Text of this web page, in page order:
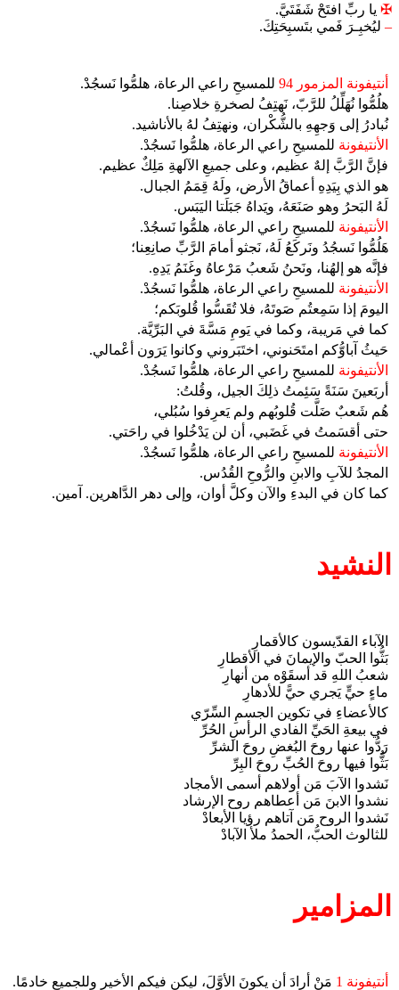
✠ يا ربِّ افتَحْ شَفَتَيَّ.
– ليُخبِـرَ فَمي بتَسبِحَتِكَ.
أنتيفونة المزمور 94
للمسيحِ راعي الرعاة، هلمُّوا نَسجُدْ.
هلُمُّوا نُهَلِّلُ للرَّبّ، نَهتِفُ لصخرةِ خلاصِنا.
نُبادرُ إلى وَجهِهِ بالشُّكْران، ونهتِفُ لهُ بالأناشيد.
الأنتيفونة للمسيحِ راعي الرعاة، هلمُّوا نَسجُدْ.
فإنَّ الرَّبَّ إلهٌ عظيم، وعلى جميعِ الآلهةِ مَلِكٌ عظيم.
هو الذي بِيَدِهِ أعماقُ الأرض، ولَهُ قِمَمُ الجبال.
لَهُ البَحرُ وهو صَنَعَهُ، ويَداهُ جَبَلَتا اليَبَس.
الأنتيفونة للمسيحِ راعي الرعاة، هلمُّوا نَسجُدْ.
هَلُمُّوا نَسجُدُ ونَركَعُ لَهُ، نَجثو أمامَ الرَّبِّ صانِعِنا؛
فإنَّه هو إلهُنا، ونَحنُ شَعبُ مَرْعاهُ وغَنَمُ يَدِهِ.
الأنتيفونة للمسيحِ راعي الرعاة، هلمُّوا نَسجُدْ.
اليومَ إذا سَمِعتُم صَوتَهُ، فلا تُقَسُّوا قُلوبَكم؛
كما في مَريبة، وكما في يَومِ مَسَّةَ في البَرِّيَّة.
حَيثُ آباوُّكم امتَحَنوني، اختَبَروني وكانوا يَرَون أعْمالي.
الأنتيفونة للمسيحِ راعي الرعاة، هلمُّوا نَسجُدْ.
أربَعينَ سَنَةً سَئِمتُ ذلِكَ الجيل، وقُلتُ:
هُم شَعبٌ ضَلَّت قُلوبُهم ولم يَعرِفوا سُبُلي،
حتى أقسَمتُ في غَضَبي، أن لن يَدْخُلوا في راحَتي.
الأنتيفونة للمسيحِ راعي الرعاة، هلمُّوا نَسجُدْ.
المجدُ للآبِ والابنِ والرُّوحِ القُدُس.
كما كان في البدءِ والآن وكلَّ أوان، وإلى دهر الدَّاهرين. آمين.
النشيد
الآباء القدّيسون كالأقمارِ
بَثُّوا الحبّ والإيمانَ في الأقطارِ
شعبُ اللهِ قد أسقَوْه من أنهارِ
ماءٍ حيٍّ يَجري حيًّ للأدهارِ
كالأعضاءِ في تكوين الجسمِ السِّرّي
في بيعةِ الحَيِّ الفادي الرأسِ الحُرِّ
رَدُّوا عنها روحَ البُغضِ روحَ الشرِّ
بَثُّوا فيها روحَ الحُبِّ روحَ البِرِّ
نَشدوا الآبَ مَن أولاهم أسمى الأمجاد
نشدوا الابنَ مَن أعطاهم روح الإرشاد
نَشدوا الروح مَن آتاهم رؤيا الأبعادْ
للثالوث الحبُّ، الحمدُ ملأ الآبادْ
المزامير
أنتيفونة 1 مَنْ أرادَ أن يكونَ الأوَّلَ، ليكن فيكم الأخير وللجميع خادمًا.